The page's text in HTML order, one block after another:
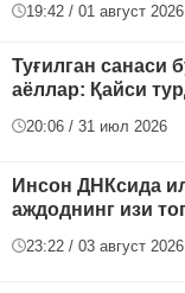
19:42 / 01 август 2026
Туғилган санаси
аёллар: Қайси
20:06 / 31 июл 2026
Инсон ДНКсида
аждоднинг изи
23:22 / 03 август 2026